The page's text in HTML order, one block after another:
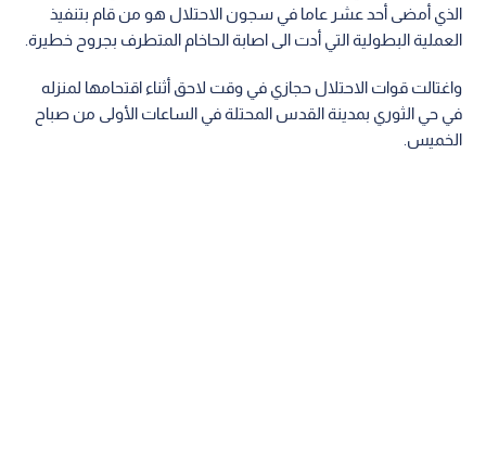
الذي أمضى أحد عشر عاما في سجون الاحتلال هو من قام بتنفيذ
العملية البطولية التي أدت الى اصابة الحاخام المتطرف بجروح خطيرة.
واغتالت قوات الاحتلال حجازي في وقت لاحق أثناء اقتحامها لمنزله
في حي الثوري بمدينة القدس المحتلة في الساعات الأولى من صباح
الخميس.